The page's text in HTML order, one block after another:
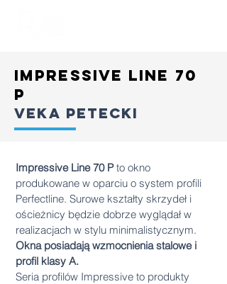
Impressive line 70
P
veka petecki
Impressive Line 70 Pto okno
produkowane w oparciu o system profili
Perfectline. Surowe kształty skrzydeł i
ościeżnicy będzie dobrze wyglądał w
realizacjach w stylu minimalistycznym.
Okna posiadają wzmocnienia stalowe i
profil klasy A.
Seria profilów Impressive to produkty